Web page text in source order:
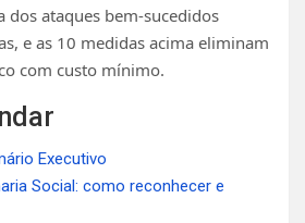
dos ataques bem-sucedidos
e as 10 medidas acima eliminam
com custo mínimo.
Executivo
Social: como reconhecer e